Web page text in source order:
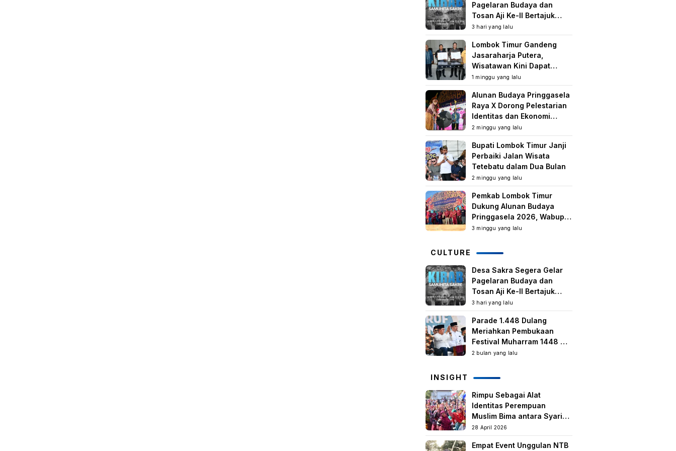
Pagelaran Budaya dan
Tosan Aji Ke-II Bertajuk
Samuhita Sakre
3 hari yang lalu
Lombok Timur Gandeng
Jasaraharja Putera,
Wisatawan Kini Dapat
Perlindungan Asuransi di
Destinasi Wisata
1 minggu yang lalu
Alunan Budaya Pringgasela
Raya X Dorong Pelestarian
Identitas dan Ekonomi
Masyarakat
2 minggu yang lalu
Bupati Lombok Timur Janji
Perbaiki Jalan Wisata
Tetebatu dalam Dua Bulan
2 minggu yang lalu
Pemkab Lombok Timur
Dukung Alunan Budaya
Pringgasela 2026, Wabup:
Kegiatan Berbasis
3 minggu yang lalu
CULTURE
Desa Sakra Segera Gelar
Pagelaran Budaya dan
Tosan Aji Ke-II Bertajuk
Samuhita Sakre
3 hari yang lalu
Parade 1.448 Dulang
Meriahkan Pembukaan
Festival Muharram 1448 H
di Lombok Timur
2 bulan yang lalu
INSIGHT
Rimpu Sebagai Alat
Identitas Perempuan
Muslim Bima antara Syariat,
Tradisi lokal, dan
Manifestasi Nilai-nilai
keislaman
28 April 2026
Empat Event Unggulan NTB